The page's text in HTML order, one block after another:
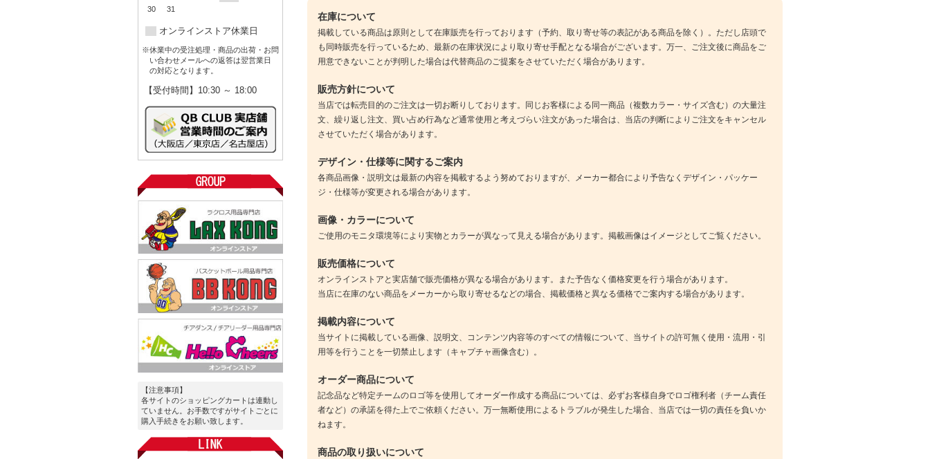
30
31
オンラインストア休業日
※休業中の受注処理・商品の出荷・お問
い合わせメールへの返答は翌営業日
の対応となります。
【受付時間】10:30 ～ 18:00
【注意事項】
各サイトのショッピングカートは連動し
ていません。お手数ですがサイトごとに
購入手続きをお願い致します。
在庫について
掲載している商品は原則として在庫販売を行っております（予約、取り寄せ等の表記がある商品を除く）。ただし店頭で
も同時販売を行っているため、最新の在庫状況により取り寄せ手配となる場合がございます。万一、ご注文後に商品をご
用意できないことが判明した場合は代替商品のご提案をさせていただく場合があります。
販売方針について
当店では転売目的のご注文は一切お断りしております。同じお客様による同一商品（複数カラー・サイズ含む）の大量注
文、繰り返し注文、買い占め行為など通常使用と考えづらい注文があった場合は、当店の判断によりご注文をキャンセル
させていただく場合があります。
デザイン・仕様等に関するご案内
各商品画像・説明文は最新の内容を掲載するよう努めておりますが、メーカー都合により予告なくデザイン・パッケー
ジ・仕様等が変更される場合があります。
画像・カラーについて
ご使用のモニタ環境等により実物とカラーが異なって見える場合があります。掲載画像はイメージとしてご覧ください。
販売価格について
オンラインストアと実店舗で販売価格が異なる場合があります。また予告なく価格変更を行う場合があります。
当店に在庫のない商品をメーカーから取り寄せるなどの場合、掲載価格と異なる価格でご案内する場合があります。
掲載内容について
当サイトに掲載している画像、説明文、コンテンツ内容等のすべての情報について、当サイトの許可無く使用・流用・引
用等を行うことを一切禁止します（キャプチャ画像含む）。
オーダー商品について
記念品など特定チームのロゴ等を使用してオーダー作成する商品については、必ずお客様自身でロゴ権利者（チーム責任
者など）の承諾を得た上でご依頼ください。万一無断使用によるトラブルが発生した場合、当店では一切の責任を負いか
ねます。
商品の取り扱いについて